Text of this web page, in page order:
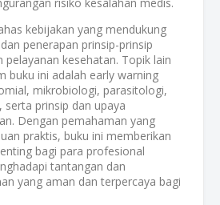
kebijakan yang mendukung
penerapan prinsip-prinsip
pelayanan kesehatan. Topik lain
buku ini adalah early warning
mikrobiologi, parasitologi,
serta prinsip dan upaya
Dengan pemahaman yang
praktis, buku ini memberikan
bagi para profesional
tantangan dan
yang aman dan terpercaya bagi